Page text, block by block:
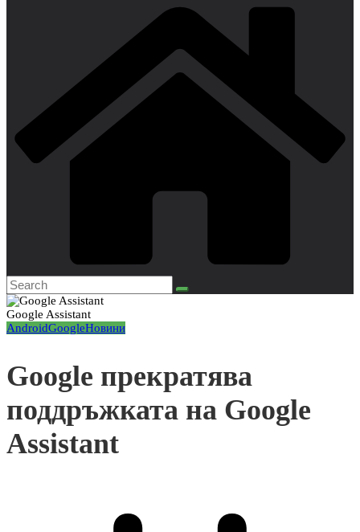
Google Assistant
AndroidGoogleНовини
Google прекратява
поддръжката на Google
Assistant